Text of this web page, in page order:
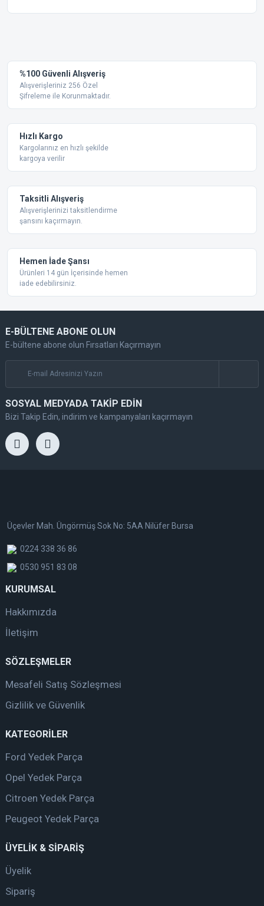
Ürün resmi kalitesiz, bozuk veya görüntülenemiyor.
Ürün açıklamasında eksik bilgiler bulunuyor.
Bu ürüne benzer farklı alternatifler olmalı.
%100 Güvenli Alışveriş
Alışverişleriniz 256 Özel
Şifreleme ile Korunmaktadır.
Hızlı Kargo
Kargolarınız en hızlı şekilde
kargoya verilir
Taksitli Alışveriş
Alışverişlerinizi taksitlendirme
şansını kaçırmayın.
Hemen İade Şansı
Ürünleri 14 gün İçerisinde hemen
iade edebilirsiniz.
E-BÜLTENE ABONE OLUN
E-bültene abone olun Fırsatları Kaçırmayın
SOSYAL MEDYADA TAKİP EDİN
Bizi Takip Edin, indirim ve kampanyaları kaçırmayın
Üçevler Mah. Üngörmüş Sok No: 5AA Nilüfer Bursa
0224 338 36 86
0530 951 83 08
KURUMSAL
Hakkımızda
İletişim
SÖZLEŞMELER
Mesafeli Satış Sözleşmesi
Gizlilik ve Güvenlik
KATEGORİLER
Ford Yedek Parça
Opel Yedek Parça
Citroen Yedek Parça
Peugeot Yedek Parça
ÜYELİK & SİPARİŞ
Üyelik
Sipariş